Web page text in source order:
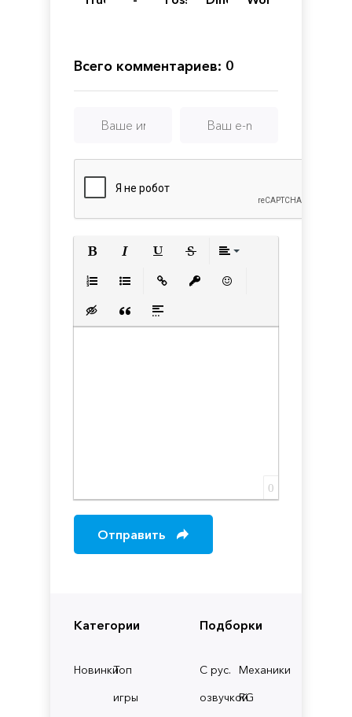
Категории
НовинкиТоп
игры
Подборки
С рус.
озвучкой
Механики
RG
Всего комментариев: 0
Вставка скрытого текста
Вставка цитаты
Вставка спойлера
0
Отправить